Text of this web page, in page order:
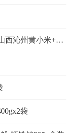
大和恒四大名米礼盒 山西东方亮小米+山西沁州黄小米+河北蔚县桃花米+内蒙古小香米
袋